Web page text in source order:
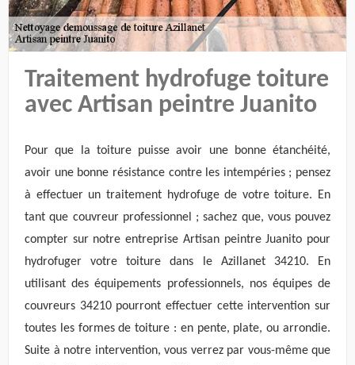
Traitement hydrofuge toiture
avec Artisan peintre Juanito
Pour que la toiture puisse avoir une bonne étanchéité,
avoir une bonne résistance contre les intempéries ; pensez
à effectuer un traitement hydrofuge de votre toiture. En
tant que couvreur professionnel ; sachez que, vous pouvez
compter sur notre entreprise Artisan peintre Juanito pour
hydrofuger votre toiture dans le Azillanet 34210. En
utilisant des équipements professionnels, nos équipes de
couvreurs 34210 pourront effectuer cette intervention sur
toutes les formes de toiture : en pente, plate, ou arrondie.
Suite à notre intervention, vous verrez par vous-même que